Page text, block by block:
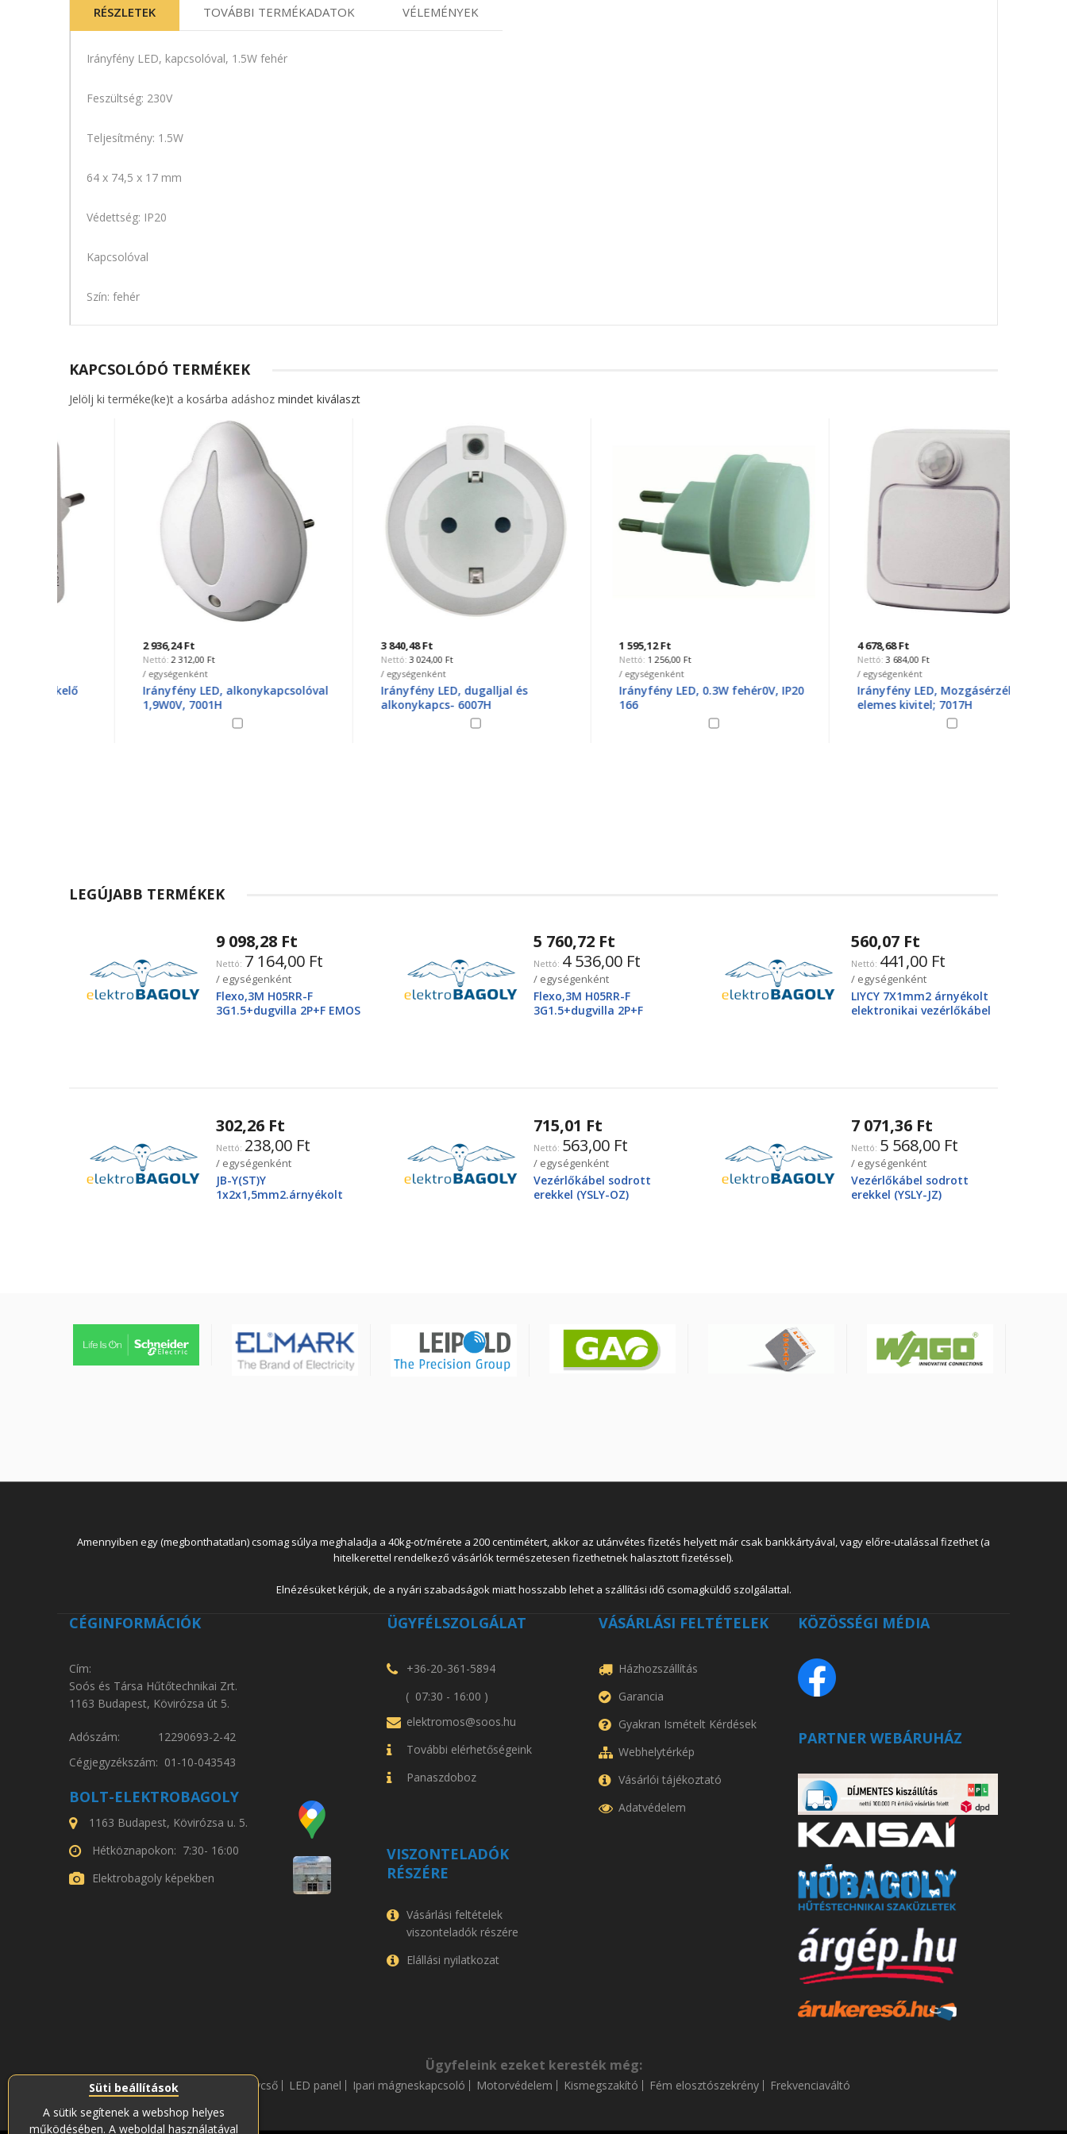
Süti beállítások
A sütik segítenek a webshop helyes
működésében. A weboldal használatával
RÉSZLETEK TOVÁBBI TERMÉKADATOK VÉLEMÉNYEK
Irányfény LED, kapcsolóval, 1.5W fehér
Feszültség: 230V
Teljesítmény: 1.5W
64 x 74,5 x 17 mm
Védettség: IP20
Kapcsolóval
Szín: fehér
KAPCSOLÓDÓ TERMÉKEK
Jelölj ki terméke(ke)t a kosárba adáshoz mindet kiválaszt
2 312,00 Ft
/ egységenként
Irányfény LED, alkonykapcsolóval
1,9W0V, 7001H
3 024,00 Ft
/ egységenként
Irányfény LED, dugalljal és
alkonykapcs- 6007H
1 256,00 Ft
/ egységenként
Irányfény LED, 0.3W fehér0V, IP20
3 684,00 Ft
/ egységenként
Irányfény LED, Mozgásérzékelő
elemes kivitel; 7017H
LEGÚJABB TERMÉKEK
9 098,28 Ft
7 164,00 Ft
/ egységenként
Flexo,3M H05RR-F
3G1.5+dugvilla 2P+F EMOS
5 760,72 Ft
4 536,00 Ft
/ egységenként
Flexo,3M H05RR-F
3G1.5+dugvilla 2P+F
560,07 Ft
441,00 Ft
/ egységenként
LIYCY 7X1mm2 árnyékolt
elektronikai vezérlőkábel
302,26 Ft
238,00 Ft
/ egységenként
JB-Y(ST)Y
1x2x1,5mm2.árnyékolt
715,01 Ft
563,00 Ft
/ egységenként
Vezérlőkábel sodrott
erekkel (YSLY-OZ)
7 071,36 Ft
5 568,00 Ft
/ egységenként
Vezérlőkábel sodrott
erekkel (YSLY-JZ)
Amennyiben egy (megbonthatatlan) csomag súlya meghaladja a 40kg-ot/mérete a 200 centimétert, akkor az utánvétes fizetés helyett már csak bankkártyával, vagy előre-utalással fizethet (a
hitelkerettel rendelkező vásárlók természetesen fizethetnek halasztott fizetéssel).
Elnézésüket kérjük, de a nyári szabadságok miatt hosszabb lehet a szállítási idő csomagküldő szolgálattal.
CÉGINFORMÁCIÓK
Cím:
Soós és Társa Hűtőtechnikai Zrt.
1163 Budapest, Kövirózsa út 5.
Adószám: 12290693-2-42
Cégjegyzékszám: 01-10-043543
BOLT-ELEKTROBAGOLY
1163 Budapest, Kövirózsa u. 5.
Hétköznapokon: 7:30- 16:00
Elektrobagoly képekben
ÜGYFÉLSZOLGÁLAT
+36-20-361-5894
( 07:30 - 16:00 )
elektromos@soos.hu
További elérhetőségeink
Panaszdoboz
VISZONTELADÓK
RÉSZÉRE
Vásárlási feltételek
viszonteladók részére
Elállási nyilatkozat
VÁSÁRLÁSI FELTÉTELEK
Házhozszállítás
Garancia
Gyakran Ismételt Kérdések
Webhelytérkép
Vásárlói tájékoztató
Adatvédelem
KÖZÖSSÉGI MÉDIA
PARTNER WEBÁRUHÁZ
Ügyfeleink ezeket keresték még:
LED fénycső LED panel Ipari mágneskapcsoló Motorvédelem Kismegszakító Fém elosztószekrény Frekvenciaváltó